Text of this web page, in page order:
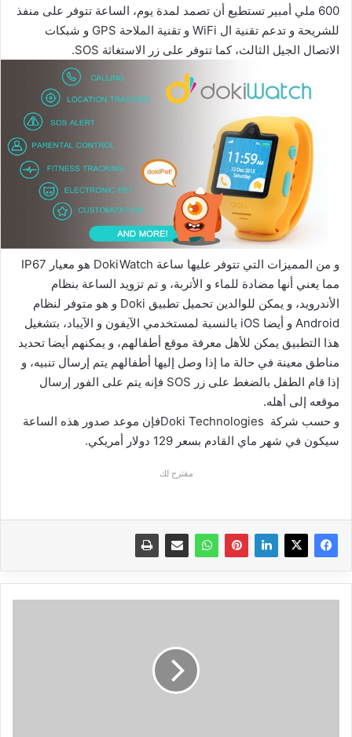
600 ملي أمبير تستطيع أن تصمد لمدة يوم، الساعة تتوفر على منفذ
للشريحة و تدعم تقنية ال WiFi و تقنية الملاحة GPS و شبكات
الاتصال الجيل الثالث، كما تتوفر على زر الاستغاثة SOS.
و من المميزات التي تتوفر عليها ساعة DokiWatch هو معيار IP67
مما يعني أنها مضادة للماء و الأتربة، و تم تزويد الساعة بنظام
الأندرويد، و يمكن للوالدين تحميل تطبيق Doki و هو متوفر لنظام
Android و أيضا iOS بالنسبة لمستخدمي الآيفون و الآيباد، بتشغيل
هذا التطبيق يمكن للأهل معرفة موقع أطفالهم، و يمكنهم أيضا تحديد
مناطق معينة في حالة ما إذا وصل إليها أطفالهم يتم إرسال تنبيه، و
إذا قام الطفل بالضغط على زر SOS فإنه يتم على الفور إرسال
موقعه إلى أهله.
و حسب شركة Doki Technologiesفإن موعد صدور هذه الساعة
سيكون في شهر ماي القادم بسعر 129 دولار أمريكي.
مقترح لك